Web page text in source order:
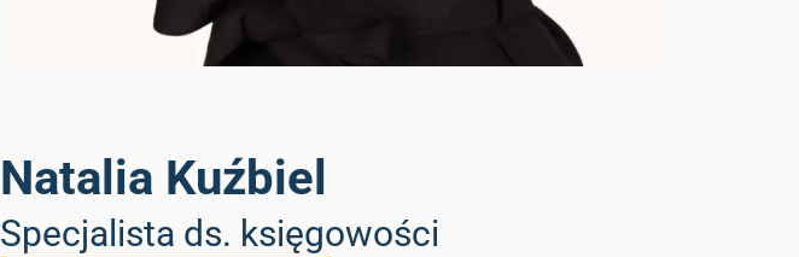
Natalia Kuźbiel
Specjalista ds. księgowości